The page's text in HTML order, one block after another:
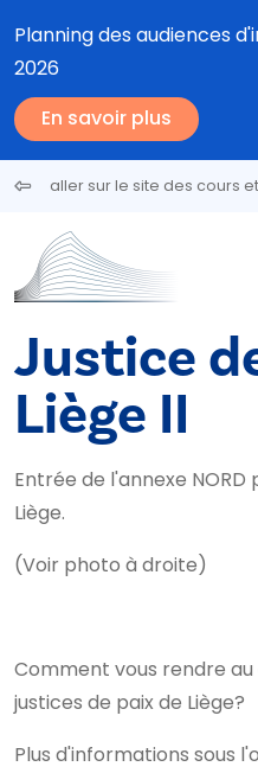
Planning des audiences
2026
En savoir plus
aller sur le site des cours
Justice
Liège II
Entrée de l'annexe
Liège.
(Voir photo à droite)
Comment vous rendre
justices de paix de Liège?
Plus d'informations sous